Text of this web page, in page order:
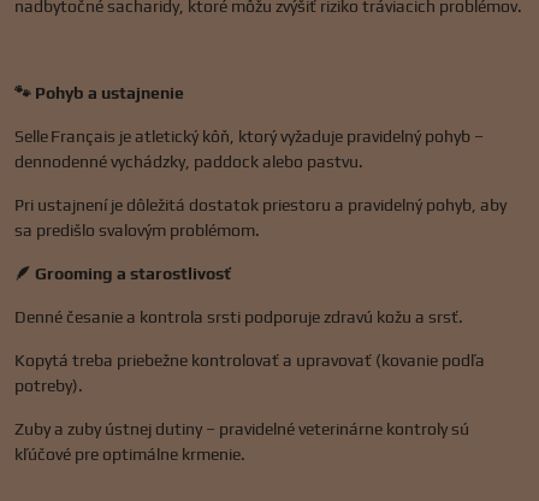
nadbytočné sacharidy, ktoré môžu zvýšiť riziko tráviacich problémov.
🐾 Pohyb a ustajnenie
Selle Français je atletický kôň, ktorý vyžaduje pravidelný pohyb –
dennodenné vychádzky, paddock alebo pastvu.
Pri ustajnení je dôležitá dostatok priestoru a pravidelný pohyb, aby
sa predišlo svalovým problémom.
🪶 Grooming a starostlivosť
Denné česanie a kontrola srsti podporuje zdravú kožu a srsť.
Kopytá treba priebežne kontrolovať a upravovať (kovanie podľa
potreby).
Zuby a zuby ústnej dutiny – pravidelné veterinárne kontroly sú
kľúčové pre optimálne krmenie.